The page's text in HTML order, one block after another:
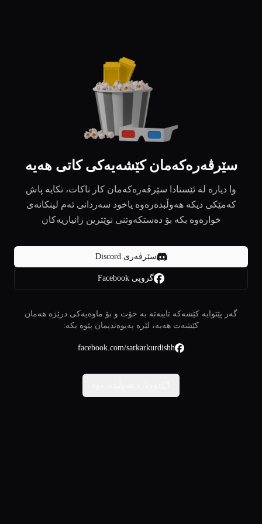
سێرڤەرەکەمان کێشەیەکی کاتی هەیە
وا دیارە لە ئێستادا سێرڤەرەکەمان کار ناکات، تکایە پاش
کەمێکی دیکە هەوڵبدەرەوە یاخود سەردانی ئەم لینکانەی
خوارەوە بکە بۆ دەستکەوتنی نوێترین زانیاریەکان
سێرڤەری Discord
گروپی Facebook
گەر پێتوایە کێشەکە تایبەتە بە خۆت و بۆ ماوەیەکی درێژە هەمان
کێشەت هەیە، لێرە پەیوەندیمان پێوە بکە:
facebook.com/sarkarkurdishh